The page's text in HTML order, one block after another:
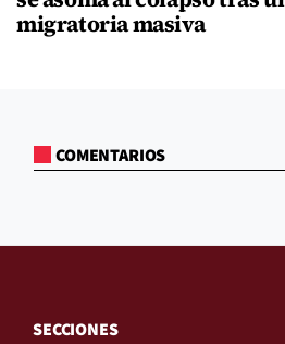
migratoria masiva
COMENTARIOS
SECCIONES